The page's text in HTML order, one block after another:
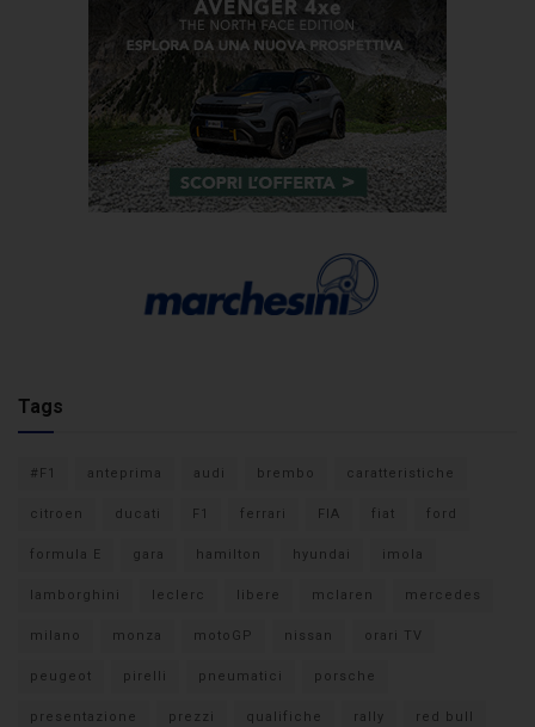
Tags
#F1 anteprima audi brembo caratteristiche
citroen ducati F1 ferrari FIA fiat ford
formula E gara hamilton hyundai imola
lamborghini leclerc libere mclaren mercedes
milano monza motoGP nissan orari TV
peugeot pirelli pneumatici porsche
presentazione prezzi qualifiche rally red bull